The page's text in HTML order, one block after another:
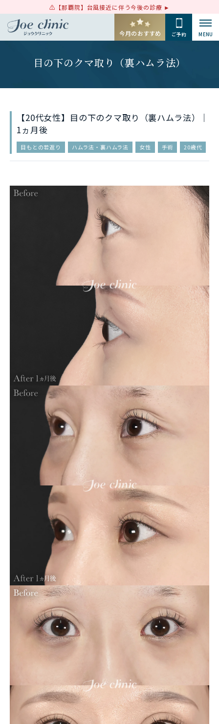
【那覇院】台風接近に伴う今後の診療
今月のおすすめ ご予約 MENU
目の下のクマ取り（裏ハムラ法）
【20代女性】目の下のクマ取り（裏ハムラ法）｜
1ヵ月後
目もとの若返り ハムラ法・裏ハムラ法 女性 手術 20歳代